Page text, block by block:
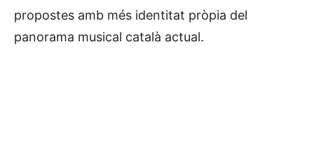
propostes amb més identitat pròpia del
panorama musical català actual.